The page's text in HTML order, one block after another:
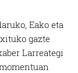
Eako eta
gazte
Larreategi